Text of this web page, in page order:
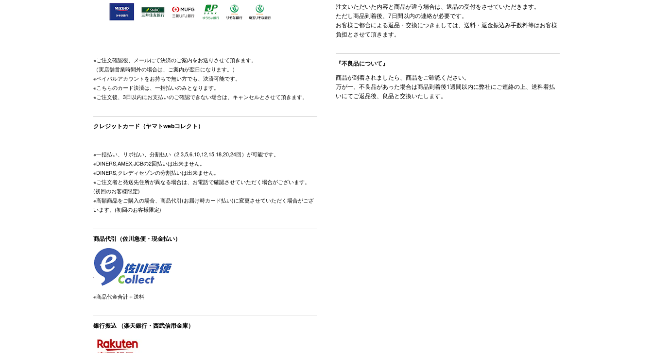
※ご注文確認後、メールにて決済のご案内をお送りさせて頂きます。
（実店舗営業時間外の場合は、ご案内が翌日になります。）
※ペイパルアカウントをお持ちで無い方でも、決済可能です。
※こちらのカード決済は、一括払いのみとなります。
※ご注文後、3日以内にお支払いのご確認できない場合は、キャンセルとさせて頂きます。
クレジットカード（ヤマトwebコレクト）
※一括払い、リボ払い、分割払い（2,3,5,6,10,12,15,18,20,24回）が可能です。
※DINERS,AMEX,JCBの2回払いは出来ません。
※DINERS,クレディセゾンの分割払いは出来ません。
※ご注文者と発送先住所が異なる場合は、お電話で確認させていただく場合がございます。
(初回のお客様限定)
※高額商品をご購入の場合、商品代引(お届け時カード払い)に変更させていただく場合がござ
います。(初回のお客様限定)
商品代引（佐川急便・現金払い）
※商品代金合計＋送料
銀行振込 （楽天銀行・西武信用金庫）
注文いただいた内容と商品が違う場合は、返品の受付をさせていただきます。
ただし商品到着後、7日間以内の連絡が必要です。
お客様ご都合による返品・交換につきましては、送料・返金振込み手数料等はお客様
負担とさせて頂きます。
『不良品について』
商品が到着されましたら、商品をご確認ください。
万が一、不良品があった場合は商品到着後1週間以内に弊社にご連絡の上、送料着払
いにてご返品後、良品と交換いたします。